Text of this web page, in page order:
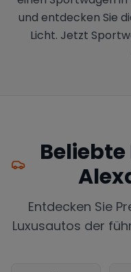
und entdecken Sie
Licht. Jetzt
Entdecken Sie
Luxusautos der